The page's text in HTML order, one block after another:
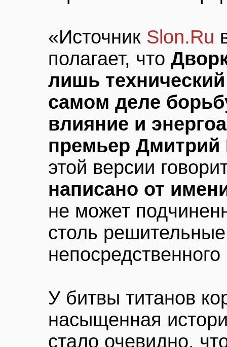
«Источник Slon.Ru
полагает, что
лишь
самом деле
влияние и
премьер Дмитрий
этой версии
написано от
не может
столь
У битвы титанов
насыщенная
стало очевидно,